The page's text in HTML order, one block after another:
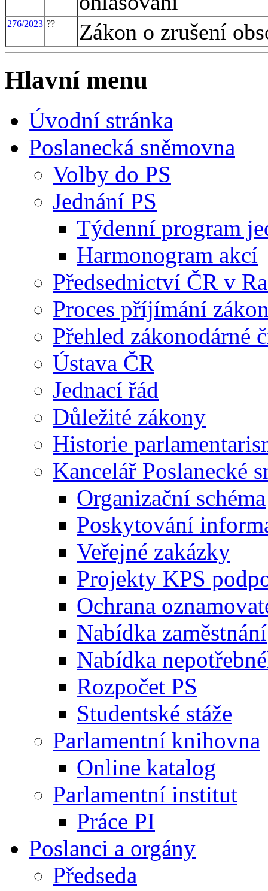
276/2023 ?? Zákon o zrušení
Hlavní menu
Úvodní stránka
Poslanecká sněmovna
Volby do PS
Jednání PS
Týdenní program
Harmonogram akcí
Předsednictví ČR v
Proces příjímání
Přehled zákonodárné
Ústava ČR
Jednací řád
Důležité zákony
Historie
Kancelář Poslanecké
Organizační schéma
Poskytování
Veřejné zakázky
Projekty KPS
Ochrana
Nabídka zaměstnání
Nabídka
Rozpočet PS
Studentské stáže
Parlamentní knihovna
Online katalog
Parlamentní institut
Práce PI
Poslanci a orgány
Předseda